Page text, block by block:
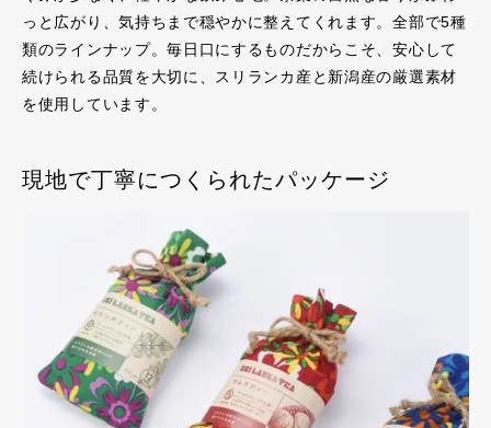
っと広がり、気持ちまで穏やかに整えてくれます。全部で5種
類のラインナップ。毎日口にするものだからこそ、安心して
続けられる品質を大切に、スリランカ産と新潟産の厳選素材
を使用しています。
現地で丁寧につくられたパッケージ